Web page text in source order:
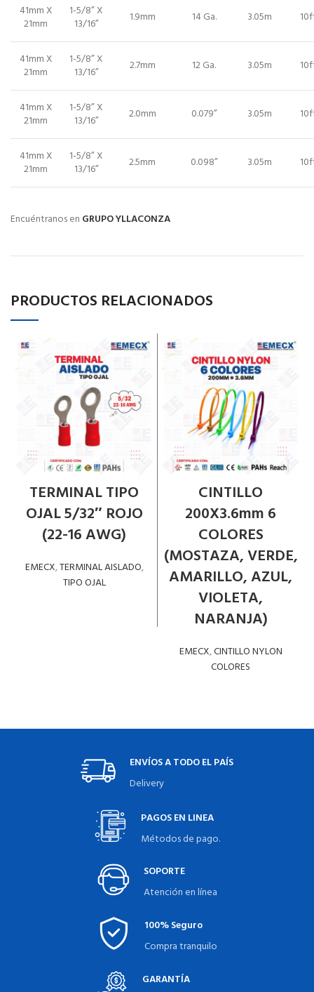
41mm X
21mm
1-5/8” X
13/16”
1.9mm 14 Ga. 3.05m
41mm X
21mm
1-5/8” X
13/16”
2.7mm 12 Ga. 3.05m
41mm X
21mm
1-5/8” X
13/16”
2.0mm 0.079” 3.05m
41mm X
21mm
1-5/8” X
13/16”
2.5mm 0.098” 3.05m
Encuéntranos en GRUPO YLLACONZA
PRODUCTOS RELACIONADOS
TERMINAL TIPO
OJAL 5/32″ ROJO
(22-16 AWG)
EMECX,TERMINAL AISLADO,
TIPO OJAL
CINTILLO
200X3.6mm 6
COLORES
(MOSTAZA, VERDE,
AMARILLO, AZUL,
VIOLETA,
NARANJA)
EMECX,CINTILLO NYLON
COLORES
ENVÍOS A TODO EL PAÍS
Delivery
PAGOS EN LINEA
Métodos de pago.
SOPORTE
Atención en línea
100% Seguro
Compra tranquilo
GARANTÍA